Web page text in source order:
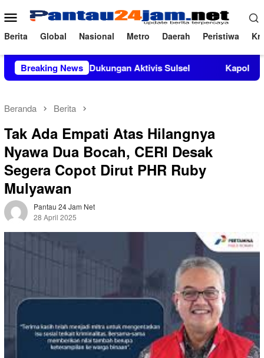
ke
konten
Menu
Mobile
Berita Global Nasional Metro Daerah Peristiwa
Breaking News
Dukungan Aktivis Sulsel Kapolres Polewali
Beranda Berita
Tak Ada Empati Atas Hilangnya
Nyawa Dua Bocah, CERI Desak
Segera Copot Dirut PHR Ruby
Mulyawan
Pantau 24 Jam Net
28 April 2025